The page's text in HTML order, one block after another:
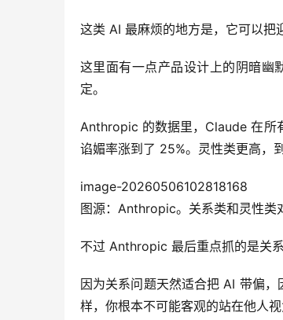
这类 AI 最麻烦的地方是，它可以把
这里面有一点产品设计上的阴暗幽
定。
Anthropic 的数据里，Claude 在所
谄媚率涨到了 25%。灵性类更高，
image-20260506102818168
图源：Anthropic。关系类和灵性类
不过 Anthropic 最后重点抓的是关
因为关系问题天然适合把 AI 带偏
样，你根本不可能客观的站在他人视